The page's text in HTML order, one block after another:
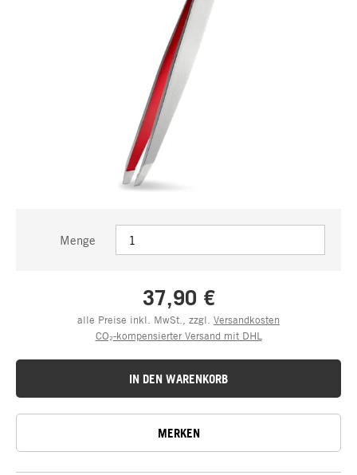
Menge
37,90 €
alle Preise inkl. MwSt., zzgl. Versandkosten
CO₂-kompensierter Versand mit DHL
IN DEN WARENKORB
MERKEN